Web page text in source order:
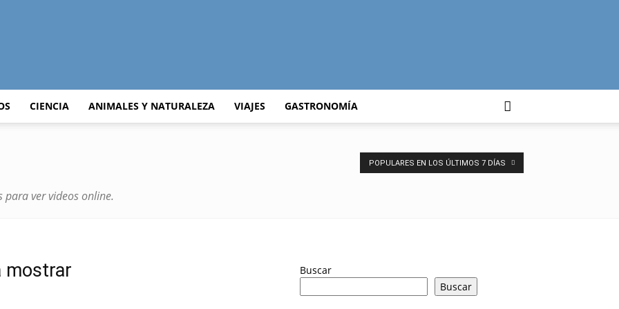
Curiosidades
CIENCIA ANIMALES Y NATURALEZA VIAJES GASTRONOMÍA
para ver videos online.
POPULARES EN LOS ÚLTIMOS 7 DÍAS
mostrar
Buscar
Buscar